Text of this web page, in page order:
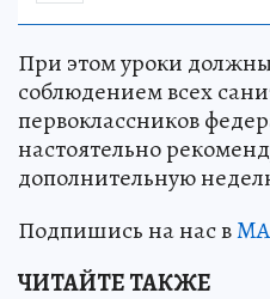
При этом уроки
соблюдением всех
первоклассников
настоятельно
дополнительную
Подпишись на нас в
ЧИТАЙТЕ ТАКЖЕ